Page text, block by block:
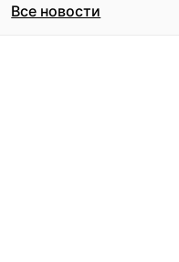
Все новости